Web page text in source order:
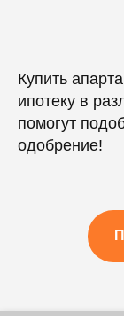
Купить
ипотеку в
помогут
одобрение!